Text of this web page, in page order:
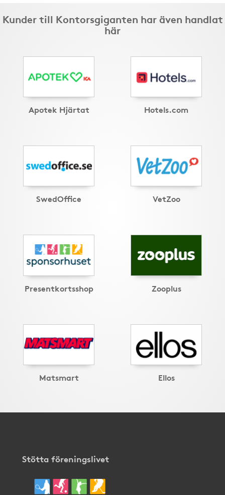
Kunder till Kontorsgiganten har även handlat
här
Apotek Hjärtat Hotels.com
SwedOffice VetZoo
Presentkortsshop Zooplus
Matsmart Ellos
Stötta föreningslivet